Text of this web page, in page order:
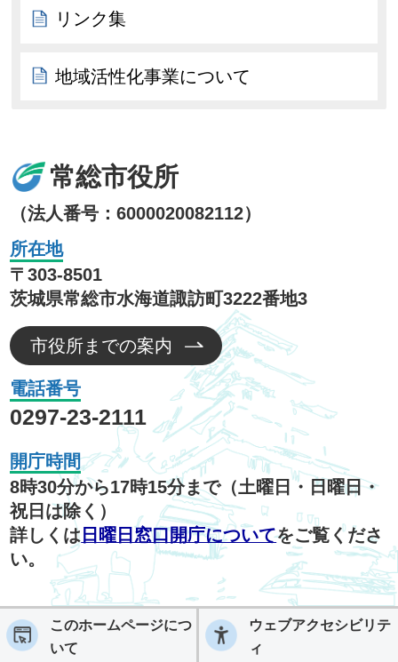
リンク集
地域活性化事業について
常総市役所
（法人番号：6000020082112）
所在地
〒303-8501
茨城県常総市水海道諏訪町3222番地3
市役所までの案内
電話番号
0297-23-2111
開庁時間
8時30分から17時15分まで（土曜日・日曜日・
祝日は除く）
詳しくは 日曜日窓口開庁についてをご覧くださ
い。
このホームページにつ
いて
ウェブアクセシビリテ
ィ